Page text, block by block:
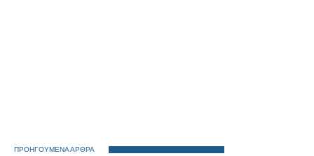
ΠΡΟΗΓΟΥΜΕΝΑ ΑΡΘΡΑ